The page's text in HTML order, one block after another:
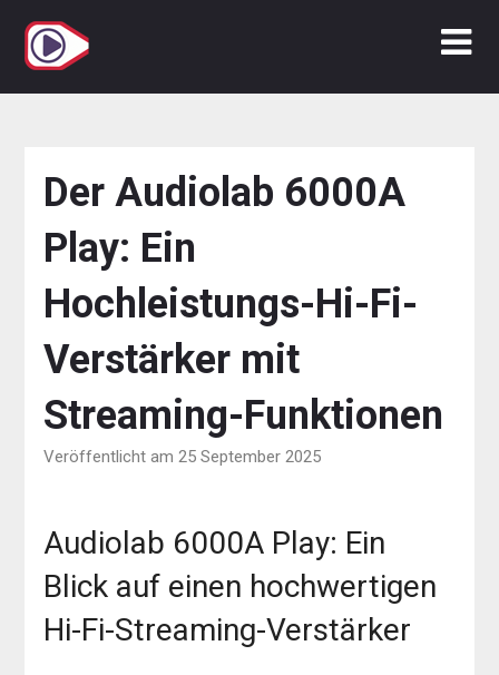
Inhalt
springen
Der Audiolab 6000A
Play: Ein
Hochleistungs-Hi-Fi-
Verstärker mit
Streaming-Funktionen
Veröffentlicht am 25 September 2025
Audiolab 6000A Play: Ein
Blick auf einen hochwertigen
Hi-Fi-Streaming-Verstärker